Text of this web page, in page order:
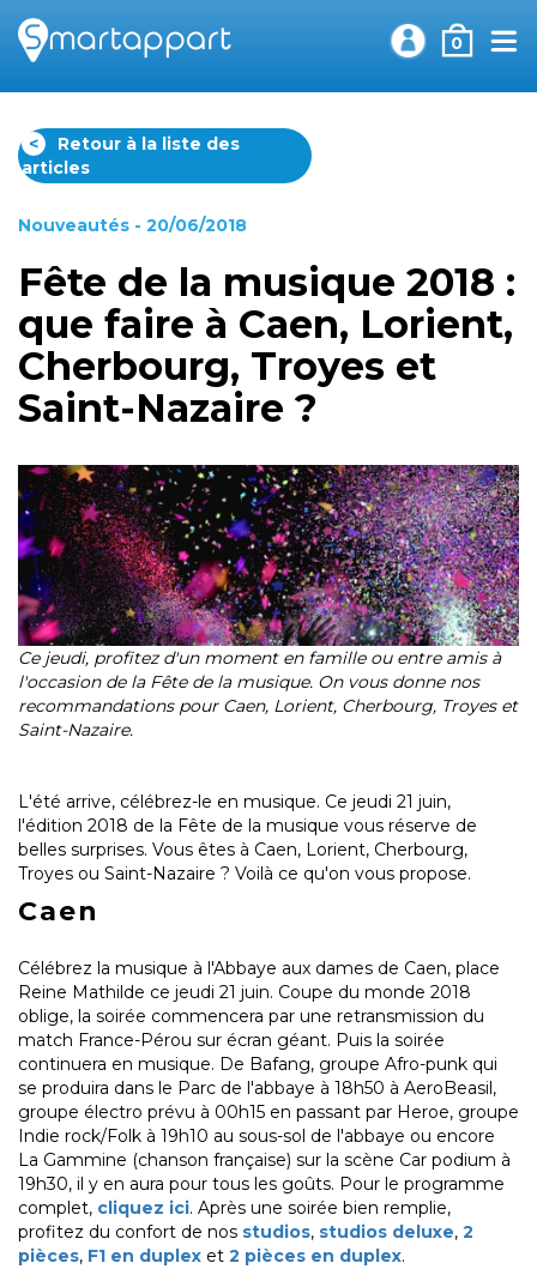
0
<
Retour à la liste des
articles
Nouveautés - 20/06/2018
Fête de la musique 2018 :
que faire à Caen, Lorient,
Cherbourg, Troyes et
Saint-Nazaire ?
Ce jeudi, profitez d'un moment en famille ou entre amis à
l'occasion de la Fête de la musique. On vous donne nos
recommandations pour Caen, Lorient, Cherbourg, Troyes et
Saint-Nazaire.
L'été arrive, célébrez-le en musique. Ce jeudi 21 juin,
l'édition 2018 de la Fête de la musique vous réserve de
belles surprises. Vous êtes à Caen, Lorient, Cherbourg,
Troyes ou Saint-Nazaire ? Voilà ce qu'on vous propose.
Caen
Célébrez la musique à l'Abbaye aux dames de Caen, place
Reine Mathilde ce jeudi 21 juin. Coupe du monde 2018
oblige, la soirée commencera par une retransmission du
match France-Pérou sur écran géant. Puis la soirée
continuera en musique. De Bafang, groupe Afro-punk qui
se produira dans le Parc de l'abbaye à 18h50 à AeroBeasil,
groupe électro prévu à 00h15 en passant par Heroe, groupe
Indie rock/Folk à 19h10 au sous-sol de l'abbaye ou encore
La Gammine (chanson française) sur la scène Car podium à
19h30, il y en aura pour tous les goûts. Pour le programme
complet, cliquez ici. Après une soirée bien remplie,
profitez du confort de nos studios, studios deluxe, 2
pièces, F1 en duplex et 2 pièces en duplex.